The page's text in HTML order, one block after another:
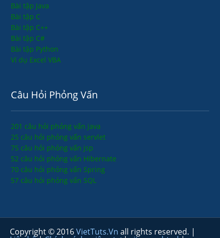
Bài tập Java
Bài tập C
Bài tập C++
Bài tập C#
Bài tập Python
Ví dụ Excel VBA
Câu Hỏi Phỏng Vấn
201 câu hỏi phỏng vấn java
25 câu hỏi phỏng vấn servlet
75 câu hỏi phỏng vấn jsp
52 câu hỏi phỏng vấn Hibernate
70 câu hỏi phỏng vấn Spring
57 câu hỏi phỏng vấn SQL
Copyright © 2016VietTuts.Vn all rights reserved. |